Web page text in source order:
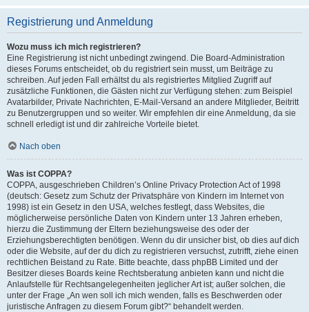
Registrierung und Anmeldung
Wozu muss ich mich registrieren?
Eine Registrierung ist nicht unbedingt zwingend. Die Board-Administration
dieses Forums entscheidet, ob du registriert sein musst, um Beiträge zu
schreiben. Auf jeden Fall erhältst du als registriertes Mitglied Zugriff auf
zusätzliche Funktionen, die Gästen nicht zur Verfügung stehen: zum Beispiel
Avatarbilder, Private Nachrichten, E-Mail-Versand an andere Mitglieder, Beitritt
zu Benutzergruppen und so weiter. Wir empfehlen dir eine Anmeldung, da sie
schnell erledigt ist und dir zahlreiche Vorteile bietet.
Nach oben
Was ist COPPA?
COPPA, ausgeschrieben Children’s Online Privacy Protection Act of 1998
(deutsch: Gesetz zum Schutz der Privatsphäre von Kindern im Internet von
1998) ist ein Gesetz in den USA, welches festlegt, dass Websites, die
möglicherweise persönliche Daten von Kindern unter 13 Jahren erheben,
hierzu die Zustimmung der Eltern beziehungsweise des oder der
Erziehungsberechtigten benötigen. Wenn du dir unsicher bist, ob dies auf dich
oder die Website, auf der du dich zu registrieren versuchst, zutrifft, ziehe einen
rechtlichen Beistand zu Rate. Bitte beachte, dass phpBB Limited und der
Besitzer dieses Boards keine Rechtsberatung anbieten kann und nicht die
Anlaufstelle für Rechtsangelegenheiten jeglicher Art ist; außer solchen, die
unter der Frage „An wen soll ich mich wenden, falls es Beschwerden oder
juristische Anfragen zu diesem Forum gibt?“ behandelt werden.